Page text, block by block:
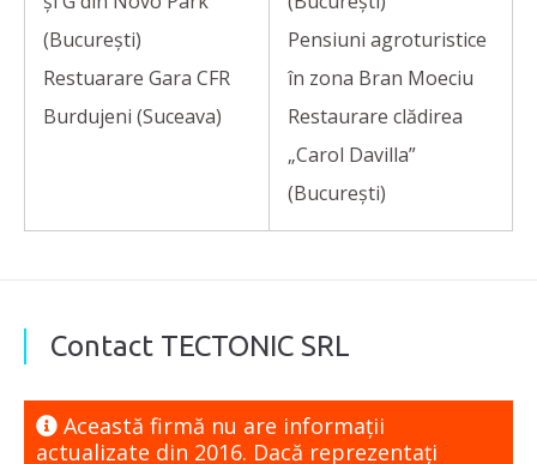
(București)
Restuarare Gara CFR
Burdujeni (Suceava)
Pensiuni agroturistice
în zona Bran Moeciu
Restaurare clădirea
„Carol Davilla”
(București)
Contact TECTONIC SRL
Această firmă nu are informaţii
actualizate din 2016. Dacă reprezentaţi